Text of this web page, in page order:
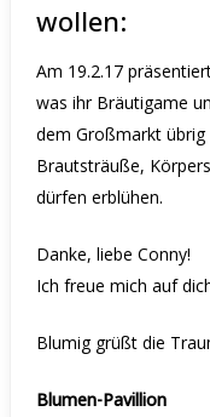
wollen:
Am 19.2.17
was ihr Bräutigame
dem Großmarkt übrig
Brautsträuße,
dürfen erblühen.
Danke, liebe Conny!
Ich freue mich auf
Blumig grüßt die
Blumen-Pavillion